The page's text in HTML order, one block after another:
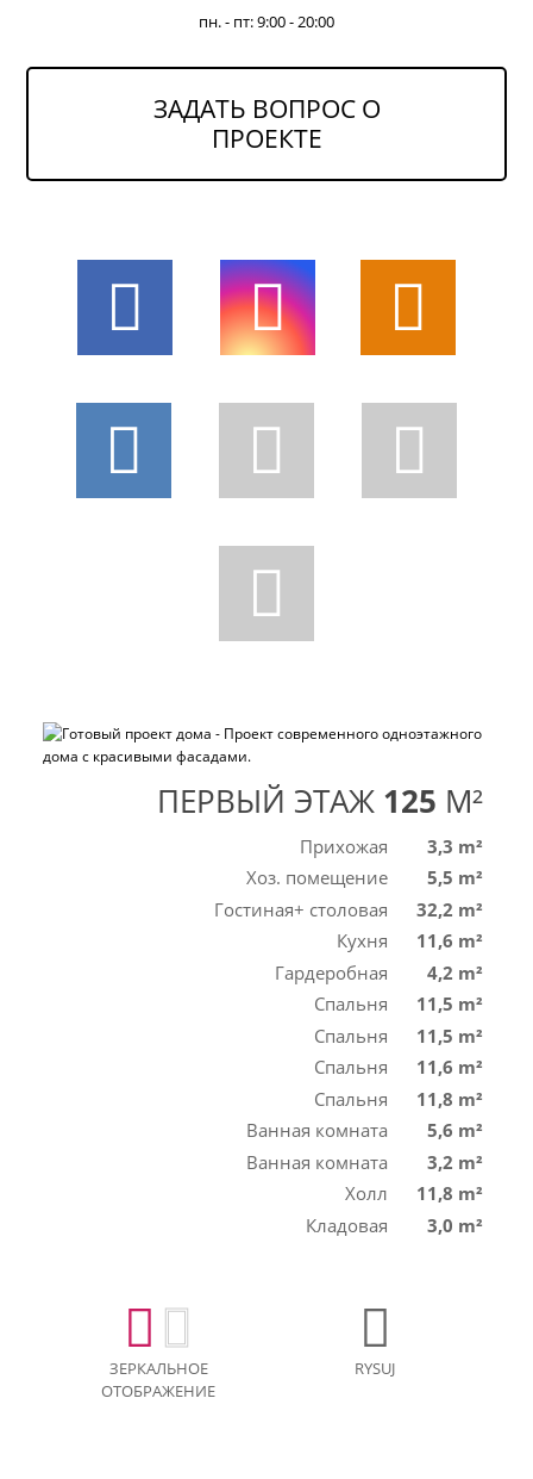
пн. - пт: 9:00 - 20:00
ЗАДАТЬ ВОПРОС О
ПРОЕКТЕ
ПЕРВЫЙ ЭТАЖ 125 M²
Прихожая
3,3 m²
Хоз. помещение
5,5 m²
Гостиная+ столовая
32,2 m²
Кухня
11,6 m²
Гардеробная
4,2 m²
Спальня
11,5 m²
Спальня
11,5 m²
Спальня
11,6 m²
Спальня
11,8 m²
Ванная комната
5,6 m²
Ванная комната
3,2 m²
Холл
11,8 m²
Кладовая
3,0 m²
ЗЕРКАЛЬНОЕ
ОТОБРАЖЕНИЕ
RYSUJ